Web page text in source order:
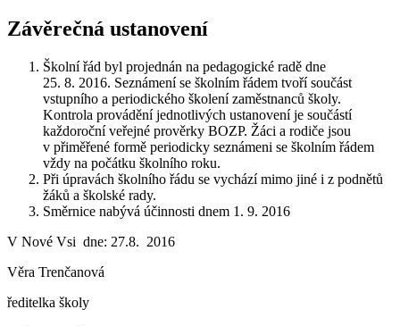
Závěrečná ustanovení
Školní řád byl projednán na pedagogické radě dne
25. 8. 2016. Seznámení se školním řádem tvoří součást
vstupního a periodického školení zaměstnanců školy.
Kontrola provádění jednotlivých ustanovení je součástí
každoroční veřejné prověrky BOZP. Žáci a rodiče jsou
v přiměřené formě periodicky seznámeni se školním řádem
vždy na počátku školního roku.
Při úpravách školního řádu se vychází mimo jiné i z podnětů
žáků a školské rady.
Směrnice nabývá účinnosti dnem 1. 9. 2016
V Nové Vsi dne: 27.8. 2016
Věra Trenčanová
ředitelka školy